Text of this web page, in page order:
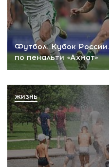
Футбол. Кубок
по пенальти «Ахмат»
ЖИЗНЬ